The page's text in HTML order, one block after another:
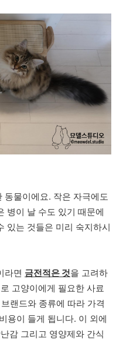
동물이에요. 작은 자극에도
병이 날 수도 있기 때문에
있는 것들은 미리 숙지하시
라면 금전적은 것을 고려하
고양이에게 필요한 사료
랜드와 종류에 따라 가격
용이 들게 됩니다. 이 외에
감 그리고 영양제와 간식